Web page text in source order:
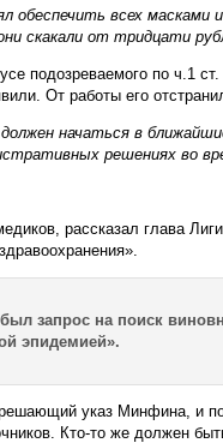
обеспечить всех
скакали от тридцати
подозреваемого по
От работы его
начаться в
решениях во
рассказал глава
запрос на поиск
эпидемией».
указ Минфина, и
Кто-то же должен